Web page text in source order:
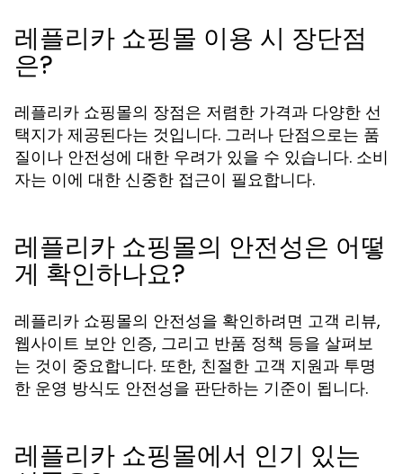
레플리카 쇼핑몰 이용 시 장단점
은?
레플리카 쇼핑몰의 장점은 저렴한 가격과 다양한 선
택지가 제공된다는 것입니다. 그러나 단점으로는 품
질이나 안전성에 대한 우려가 있을 수 있습니다. 소비
자는 이에 대한 신중한 접근이 필요합니다.
레플리카 쇼핑몰의 안전성은 어떻
게 확인하나요?
레플리카 쇼핑몰의 안전성을 확인하려면 고객 리뷰,
웹사이트 보안 인증, 그리고 반품 정책 등을 살펴보
는 것이 중요합니다. 또한, 친절한 고객 지원과 투명
한 운영 방식도 안전성을 판단하는 기준이 됩니다.
레플리카 쇼핑몰에서 인기 있는